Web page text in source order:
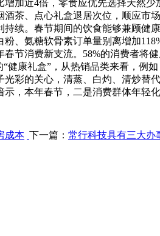
增加近4倍，零食应优先选择天然
酒茶、点心礼盒退居次位，顺应市
持续。春节期间的饮食能够兼顾健
、氨糖软骨素订单量别离增加
春节消费新支流。58%的消费者将
“健康礼盒”，从热销品类来看，例
光彩的关心，清蒸、白灼、清炒替
，本年春节，二是消费群体年轻化
成本 下一篇： 常行科技具有三大办